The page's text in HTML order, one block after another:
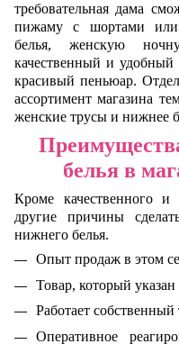
требовательная дама
пижаму с шортами
белья, женскую
качественный и
красивый пеньюар.
ассортимент магазина
женские трусы и нижнее
белья в
Кроме качественного и
другие причины
нижнего белья.
Опыт продаж в этом
Товар, который
Работает
Оперативное